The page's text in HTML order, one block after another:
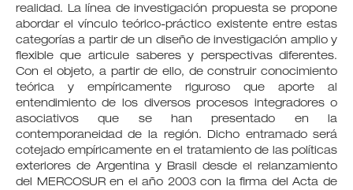
realidad. La línea de investigación propuesta se propone
abordar el vínculo teórico-práctico existente entre estas
categorías a partir de un diseño de investigación amplio y
flexible que articule saberes y perspectivas diferentes.
Con el objeto, a partir de ello, de construir conocimiento
teórica y empíricamente riguroso que aporte al
entendimiento de los diversos procesos integradores o
asociativos que se han presentado en la
contemporaneidad de la región. Dicho entramado será
cotejado empíricamente en el tratamiento de las políticas
exteriores de Argentina y Brasil desde el relanzamiento
del MERCOSUR en el año 2003 con la firma del Acta de